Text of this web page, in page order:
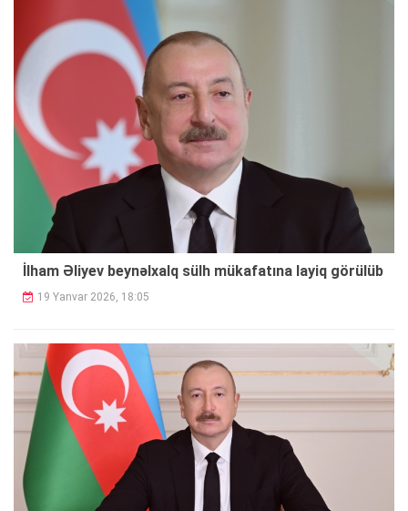
İlham Əliyev beynəlxalq sülh mükafatına layiq görülüb
19 Yanvar 2026, 18:05